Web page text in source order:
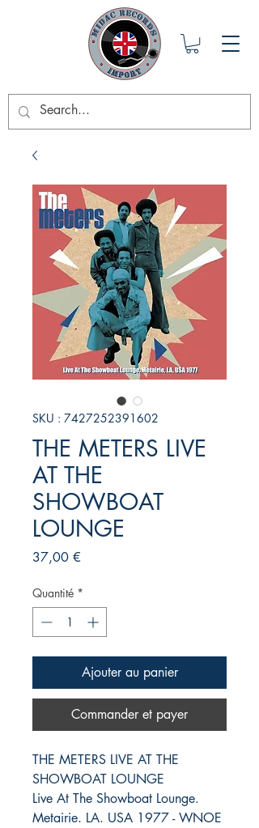
SKU : 7427252391602
THE METERS LIVE
AT THE
SHOWBOAT
LOUNGE
37,00 €Prix
Quantité *
Ajouter au panier
Commander et payer
THE METERS LIVE AT THE
SHOWBOAT LOUNGE
Live At The Showboat Lounge.
Metairie. LA. USA 1977 - WNOE